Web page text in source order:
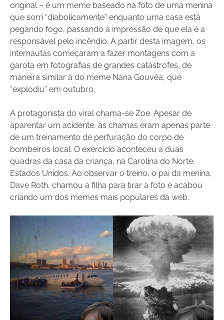
original – é um meme baseado na foto de uma menina
que sorri “diabolicamente” enquanto uma casa está
pegando fogo, passando a impressão de que ela é a
responsável pelo incêndio. A partir desta imagem, os
internautas começaram a fazer montagens com a
garota em fotografias de grandes catástrofes, de
maneira similar à do meme Nana Gouvêa, que
“explodiu” em outubro.
A protagonista do viral chama-se Zoe. Apesar de
aparentar um acidente, as chamas eram apenas parte
de um treinamento de perfuração do corpo de
bombeiros local. O exercício aconteceu a duas
quadras da casa da criança, na Carolina do Norte,
Estados Unidos. Ao observar o treino, o pai da menina,
Dave Roth, chamou a filha para tirar a foto e acabou
criando um dos memes mais populares da web.